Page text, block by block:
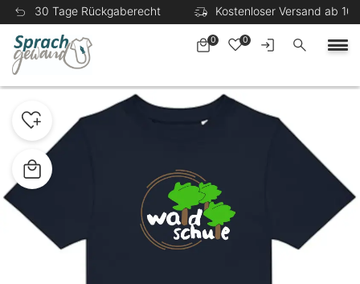
30 Tage Rückgaberecht Kostenloser Versand ab
0 0